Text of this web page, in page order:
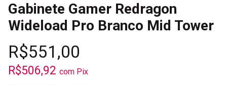
Gabinete Gamer Redragon
Wideload Pro Branco Mid Tower
R$551,00
R$506,92 com Pix